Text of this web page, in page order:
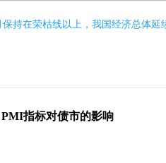
保持在荣枯线以上，我国经济总体延
PMI指标对债市的影响